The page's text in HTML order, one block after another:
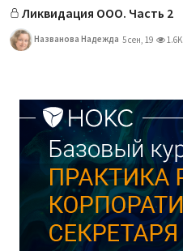
Ликвидация ООО. Часть 2
Названова Надежда 5 сен, 19 1.6K